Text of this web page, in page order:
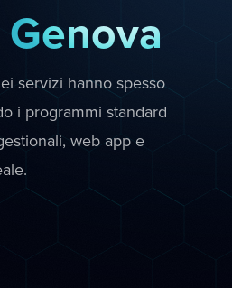
Genova
servizi hanno spesso
i programmi standard
web app e